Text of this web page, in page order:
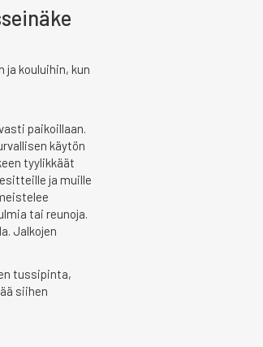
kouluihin, kun
paikoillaan.
käytön
tyylikkäät
ja muille
tai reunoja.
Jalkojen
tussipinta,
siihen